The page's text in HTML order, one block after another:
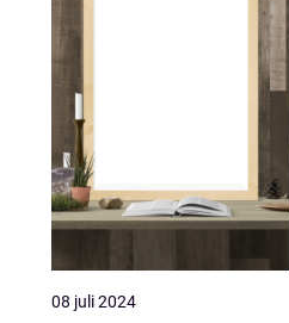
08 juli 2024